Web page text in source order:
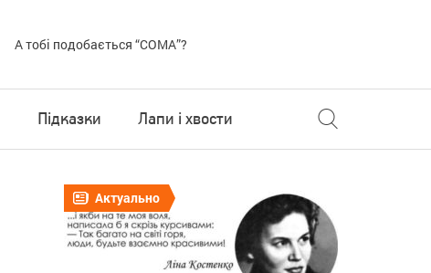
А тобі подобається “COMA”?
Підказки Лапи і хвости
Актуально